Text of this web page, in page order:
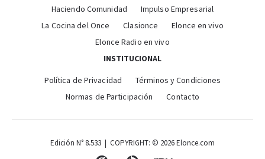
Haciendo Comunidad
Impulso Empresarial
La Cocina del Once
Clasionce
Elonce en vivo
Elonce Radio en vivo
INSTITUCIONAL
Política de Privacidad
Términos y Condiciones
Normas de Participación
Contacto
Edición N° 8.533 | COPYRIGHT: © 2026 Elonce.com